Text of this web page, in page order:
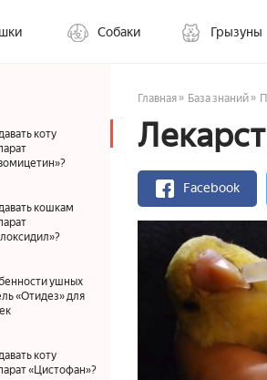
Собаки Грызуны
коту
кошкам
ушных
«Отидез» для
коту
«Цистофан»?
Главная » База знаний »
Facebook